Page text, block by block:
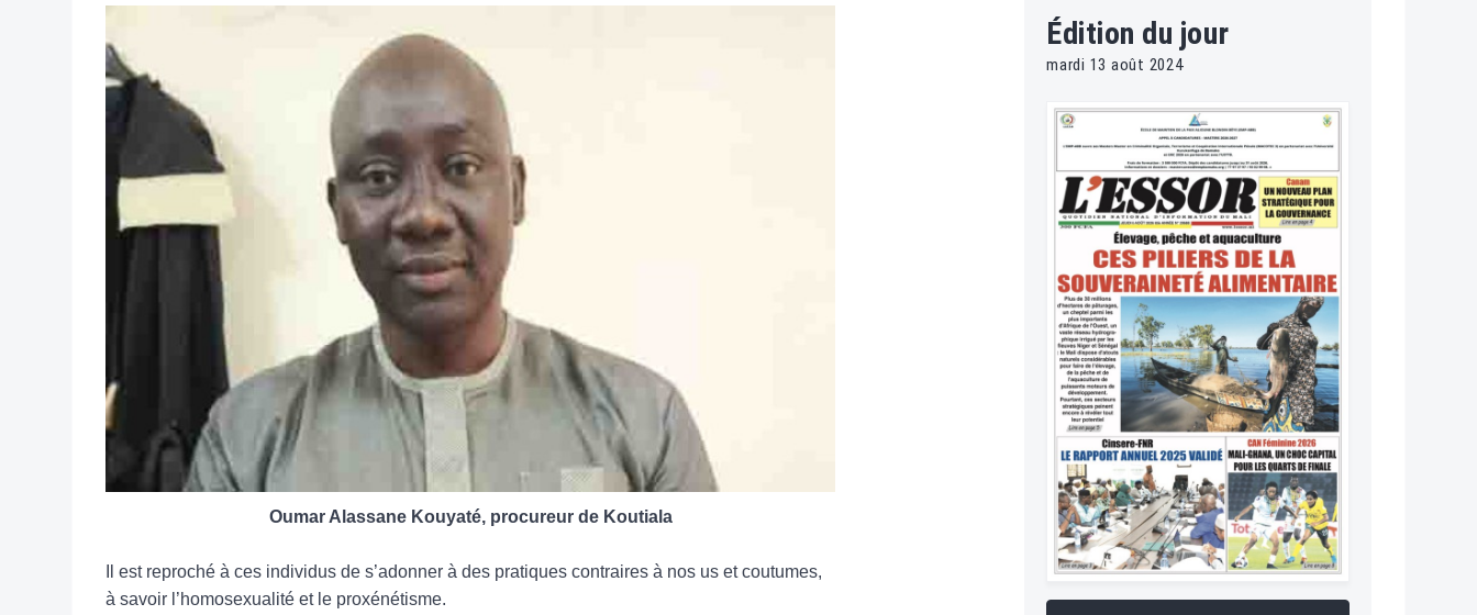
Oumar Alassane Kouyaté, procureur de Koutiala
Il est reproché à ces individus de s’adonner à des pratiques contraires à nos us et coutumes,
à savoir l’homosexualité et le proxénétisme.
Édition du jour
mardi 13 août 2024